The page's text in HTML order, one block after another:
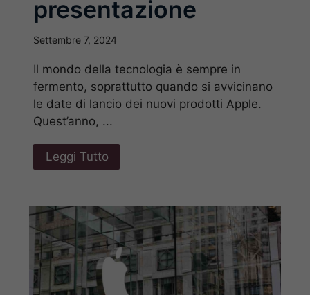
presentazione
Settembre 7, 2024
Il mondo della tecnologia è sempre in
fermento, soprattutto quando si avvicinano
le date di lancio dei nuovi prodotti Apple.
Quest’anno, ...
Leggi Tutto